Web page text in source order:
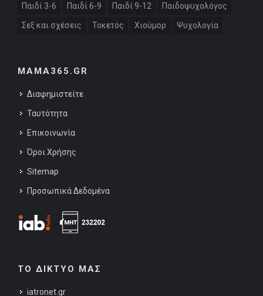
Παιδί 3-6 Παιδί 6-9 Παιδί 9-12 Παιδοψυχολόγος
Σεξ και σχέσεις Τοκετός Χιούμορ Ψυχολογία
MAMA365.GR
Διαφημιστείτε
Ταυτότητα
Επικοινωνία
Όροι Χρήσης
Sitemap
Προσωπικά Δεδομένα
ΤΟ ΔΙΚΤΥΟ ΜΑΣ
iatronet.gr